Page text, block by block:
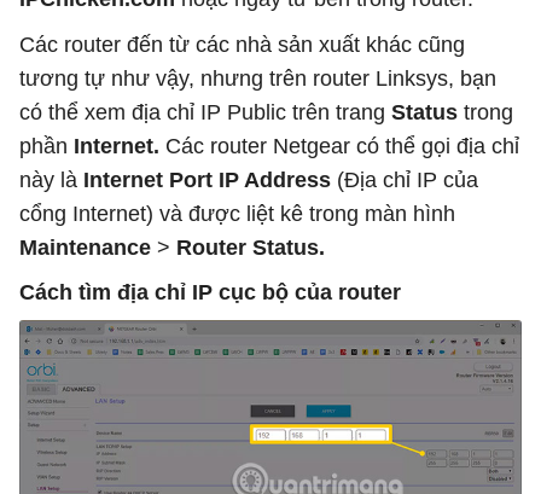
Các router đến từ các nhà sản xuất khác cũng
tương tự như vậy, nhưng trên router Linksys, bạn
có thể xem địa chỉ IP Public trên trang Status trong
phần Internet. Các router Netgear có thể gọi địa chỉ
này là Internet Port IP Address (Địa chỉ IP của
cổng Internet) và được liệt kê trong màn hình
Maintenance > Router Status.
Cách tìm địa chỉ IP cục bộ của router